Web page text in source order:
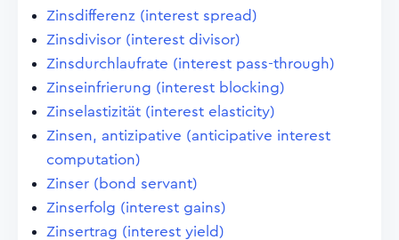
Zinsdifferenz (interest spread)
Zinsdivisor (interest divisor)
Zinsdurchlaufrate (interest pass-through)
Zinseinfrierung (interest blocking)
Zinselastizität (interest elasticity)
Zinsen, antizipative (anticipative interest
computation)
Zinser (bond servant)
Zinserfolg (interest gains)
Zinsertrag (interest yield)